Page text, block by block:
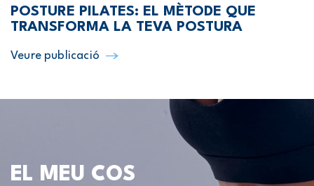
POSTURE PILATES: EL MÈTODE QUE
TRANSFORMA LA TEVA POSTURA
Veure publicació
EL MEU COS